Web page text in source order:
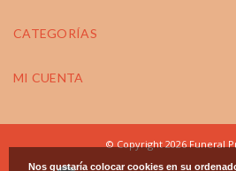
CATEGORÍAS
MI CUENTA
© Copyright 2026 Funeral
Nos gustaría colocar cookies en su